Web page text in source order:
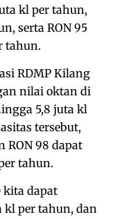
kl per tahun,
serta RON 95
tahun.
RDMP Kilang
nilai oktan di
5,8 juta kl
tersebut,
RON 98 dapat
tahun.
kita dapat
kl per tahun, dan